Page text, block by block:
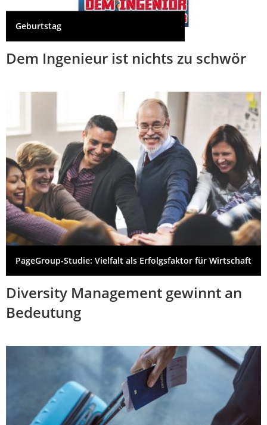
Geburtstag
Dem Ingenieur ist nichts zu schwör
PageGroup-Studie: Vielfalt als Erfolgsfaktor für Wirtschaft
Diversity Management gewinnt an
Bedeutung